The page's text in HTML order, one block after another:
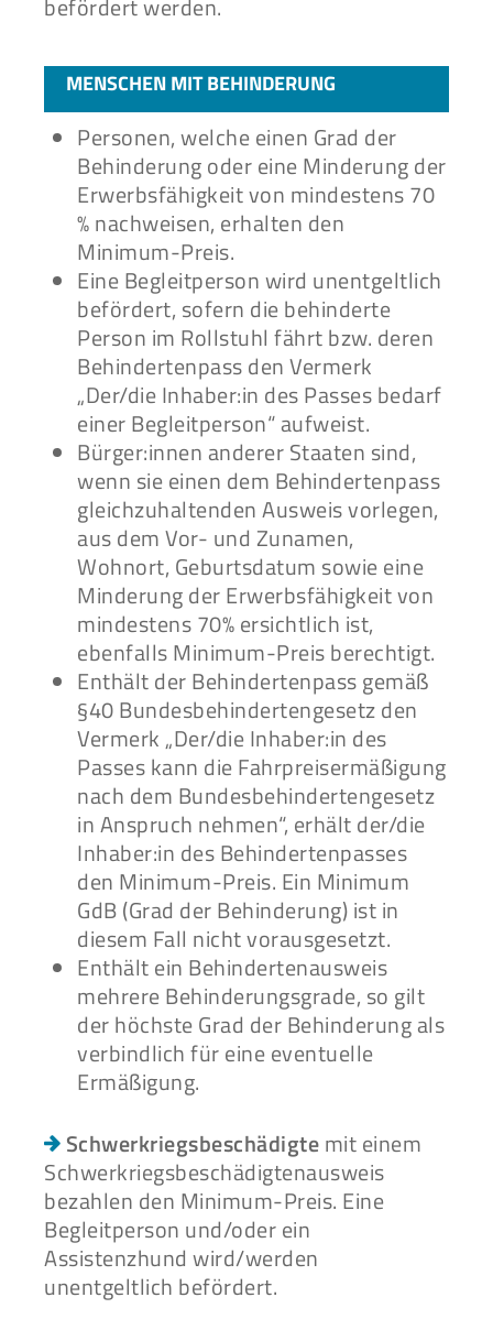
befördert werden.
MENSCHEN MIT BEHINDERUNG
Personen, welche einen Grad der
Behinderung oder eine Minderung der
Erwerbsfähigkeit von mindestens 70
% nachweisen, erhalten den
Minimum-Preis.
Eine Begleitperson wird unentgeltlich
befördert, sofern die behinderte
Person im Rollstuhl fährt bzw. deren
Behindertenpass den Vermerk
„Der/die Inhaber:in des Passes bedarf
einer Begleitperson“ aufweist.
Bürger:innen anderer Staaten sind,
wenn sie einen dem Behindertenpass
gleichzuhaltenden Ausweis vorlegen,
aus dem Vor- und Zunamen,
Wohnort, Geburtsdatum sowie eine
Minderung der Erwerbsfähigkeit von
mindestens 70% ersichtlich ist,
ebenfalls Minimum-Preis berechtigt.
Enthält der Behindertenpass gemäß
§40 Bundesbehindertengesetz den
Vermerk „Der/die Inhaber:in des
Passes kann die Fahrpreisermäßigung
nach dem Bundesbehindertengesetz
in Anspruch nehmen“, erhält der/die
Inhaber:in des Behindertenpasses
den Minimum-Preis. Ein Minimum
GdB (Grad der Behinderung) ist in
diesem Fall nicht vorausgesetzt.
Enthält ein Behindertenausweis
mehrere Behinderungsgrade, so gilt
der höchste Grad der Behinderung als
verbindlich für eine eventuelle
Ermäßigung.
Schwerkriegsbeschädigtemit einem
Schwerkriegsbeschädigtenausweis
bezahlen den Minimum-Preis. Eine
Begleitperson und/oder ein
Assistenzhund wird/werden
unentgeltlich befördert.